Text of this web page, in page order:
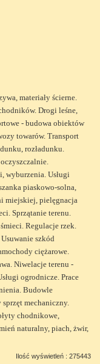
materiały ścierne.
Drogi leśne,
- budowa obiektów
towarów. Transport
rozładunku.
wyburzenia. Usługi
piaskowo-solna,
miejskiej, pielęgnacja
Sprzątanie terenu.
Regulacje rzek.
szkód
ciężarowe.
Niwelacje terenu -
ogrodnicze. Prace
Budowle
mechaniczny.
chodnikowe,
naturalny, piach, żwir,
Ilość wyświetleń : 275443